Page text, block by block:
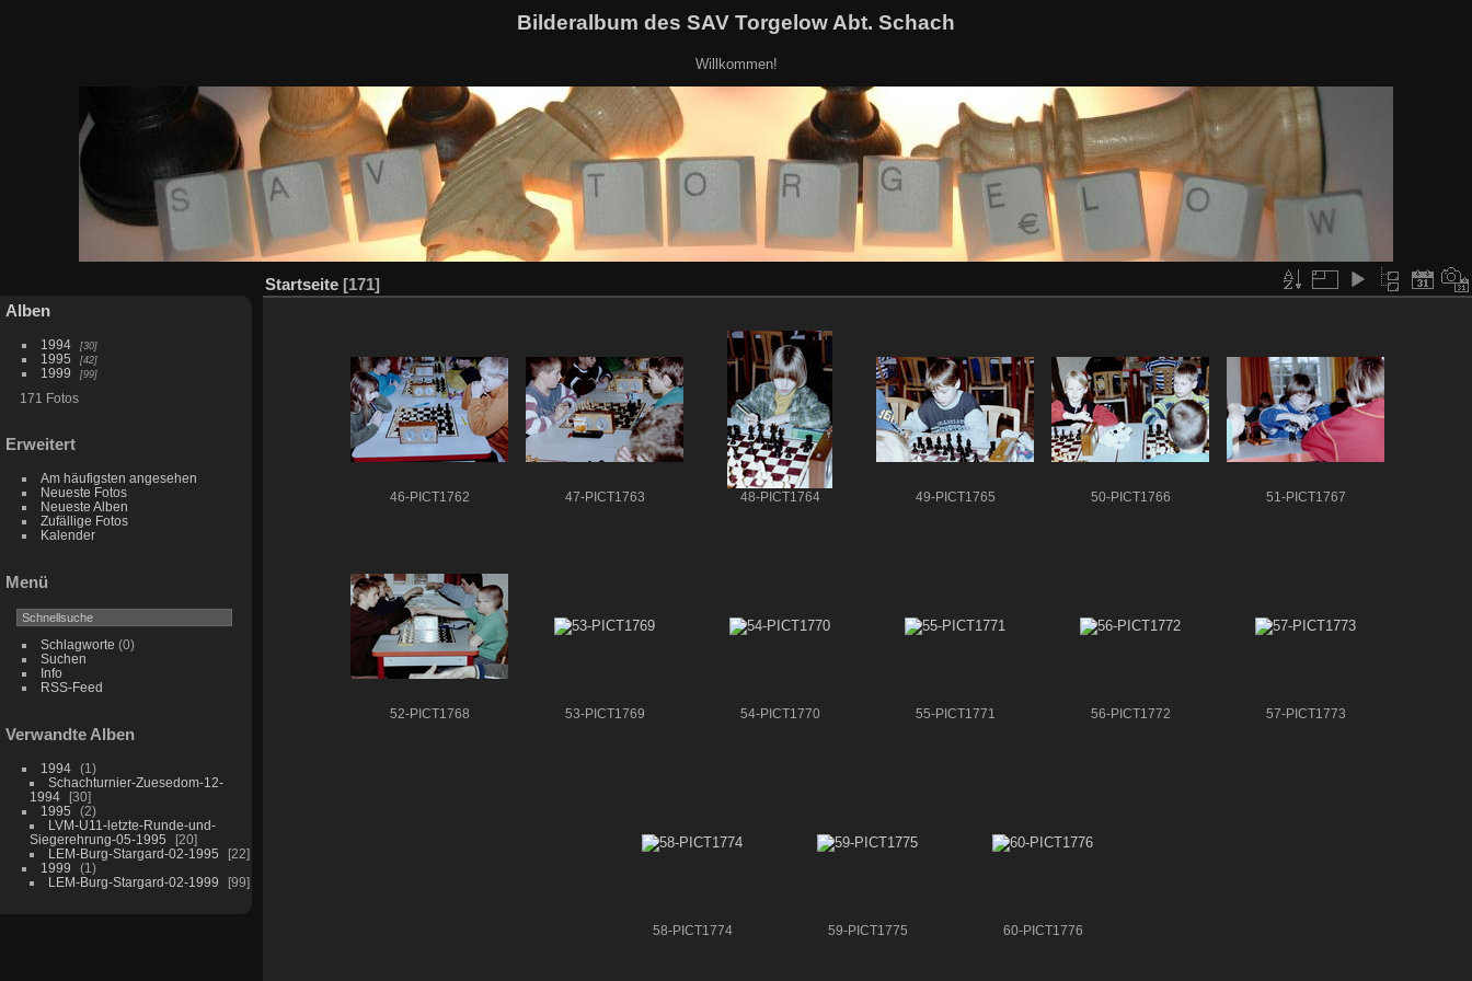
Bilderalbum des SAV Torgelow Abt. Schach
Willkommen!
Alben
1994 30
1995 42
1999 99
171 Fotos
Erweitert
Am häufigsten angesehen
Neueste Fotos
Neueste Alben
Zufällige Fotos
Kalender
Menü
Schlagworte (0)
Suchen
Info
RSS-Feed
Verwandte Alben
1994
1
Schachturnier-Zuesedom-12-
1994
30
1995
2
LVM-U11-letzte-Runde-und-
Siegerehrung-05-1995
20
LEM-Burg-Stargard-02-1995
22
1999
1
LEM-Burg-Stargard-02-1999
99
Startseite 171
46-PICT1762 47-PICT1763 48-PICT1764 49-PICT1765 50-PICT1766 51-PICT1767
52-PICT1768 53-PICT1769 54-PICT1770 55-PICT1771 56-PICT1772 57-PICT1773
58-PICT1774 59-PICT1775 60-PICT1776